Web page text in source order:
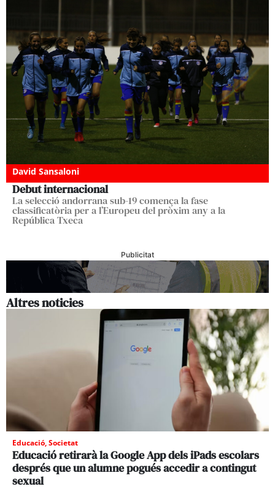
David Sansaloni
Debut internacional
La selecció andorrana sub-19 comença la fase
classificatòria per a l’Europeu del pròxim any a la
República Txeca
Publicitat
Altres noticies
Educació,Societat
Educació retirarà la Google App dels iPads escolars
després que un alumne pogués accedir a contingut
sexual